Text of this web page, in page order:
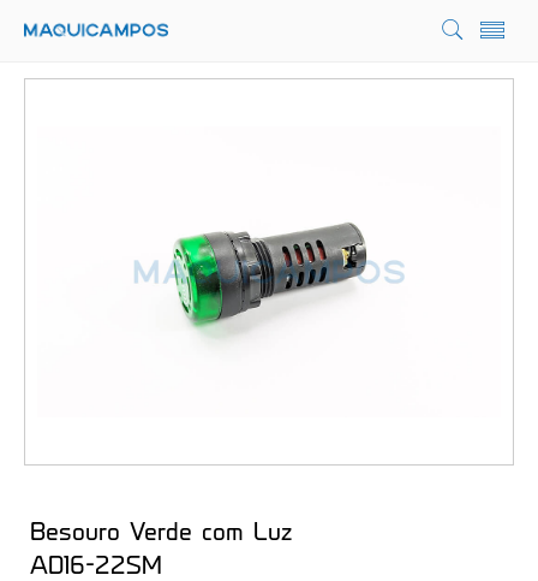
Besouro Verde com Luz
AD16-22SM